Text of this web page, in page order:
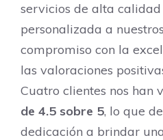
servicios de alta
personalizada a
compromiso con la
las valoraciones
Cuatro clientes nos han
de 4.5 sobre 5, lo que
dedicación a brindar